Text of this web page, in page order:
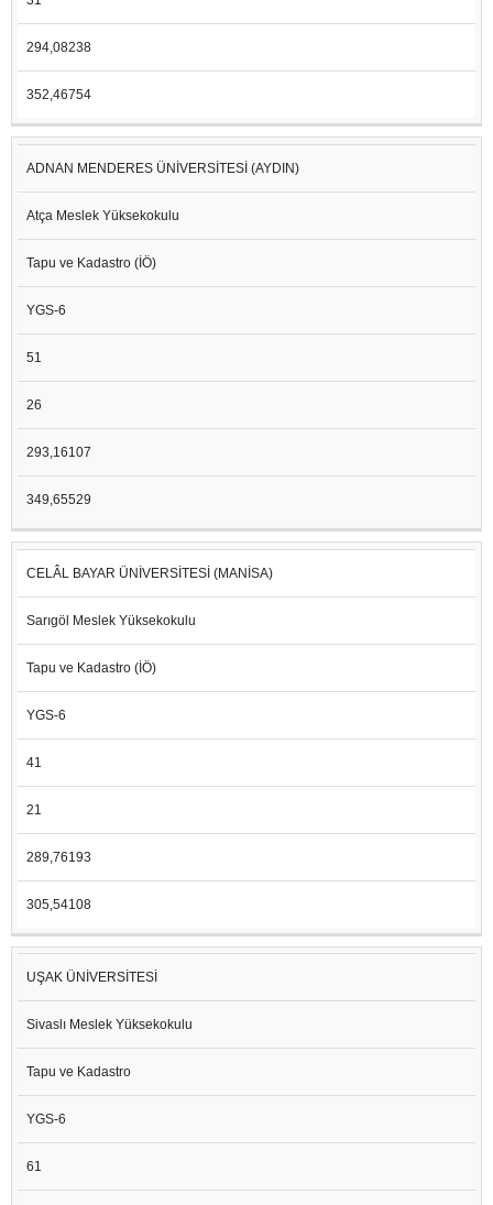
294,08238
352,46754
ADNAN MENDERES ÜNİVERSİTESİ (AYDIN)
Atça Meslek Yüksekokulu
Tapu ve Kadastro (İÖ)
YGS-6
51
26
293,16107
349,65529
CELÂL BAYAR ÜNİVERSİTESİ (MANİSA)
Sarıgöl Meslek Yüksekokulu
Tapu ve Kadastro (İÖ)
YGS-6
41
21
289,76193
305,54108
UŞAK ÜNİVERSİTESİ
Sivaslı Meslek Yüksekokulu
Tapu ve Kadastro
YGS-6
61